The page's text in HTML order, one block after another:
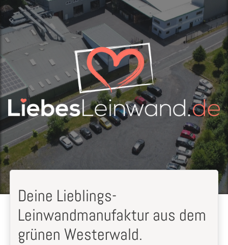
Deine Lieblings-
Leinwandmanufaktur aus dem
grünen Westerwald.